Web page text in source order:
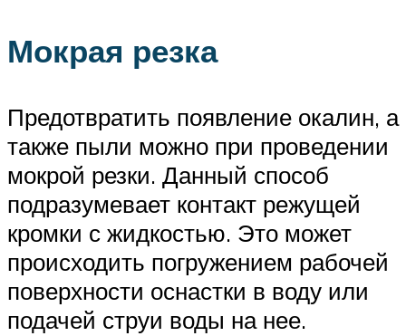
Мокрая резка
Предотвратить появление окалин, а
также пыли можно при проведении
мокрой резки. Данный способ
подразумевает контакт режущей
кромки с жидкостью. Это может
происходить погружением рабочей
поверхности оснастки в воду или
подачей струи воды на нее.